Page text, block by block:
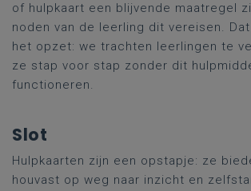
of hulpkaart een blijvende maatregel
noden van de leerling dit vereisen.
het opzet: we trachten leerlingen te
ze stap voor stap zonder dit
functioneren.
Slot
Hulpkaarten zijn een opstapje: ze
houvast op weg naar inzicht en